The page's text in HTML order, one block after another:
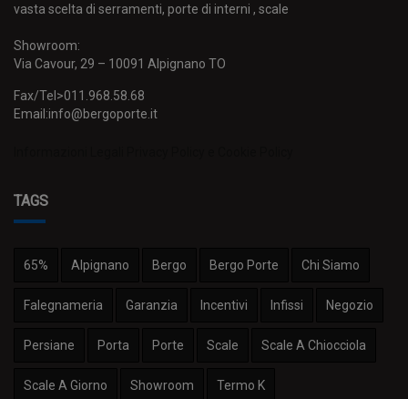
vasta scelta di serramenti, porte di interni , scale
Showroom:
Via Cavour, 29 – 10091 Alpignano TO
Fax/Tel>011.968.58.68
Email:info@bergoporte.it
TAGS
65% Alpignano Bergo Bergo Porte Chi Siamo
Falegnameria Garanzia Incentivi Infissi Negozio
Persiane Porta Porte Scale Scale A Chiocciola
Scale A Giorno Showroom Termo K